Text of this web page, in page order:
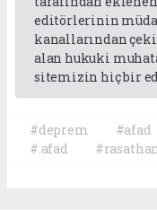
editörlerinin
kanallarından
alan hukuki
sitemizin hiç bir
#deprem #afad
#.afad